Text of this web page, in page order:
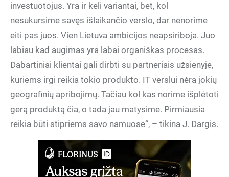
investuotojus. Yra ir keli variantai, bet, kol
nesukursime savęs išlaikančio verslo, dar nenorime
eiti pas juos. Vien Lietuva ambicijos neapsiriboja. Juo
labiau kad augimas yra labai organiškas procesas.
Dabartiniai klientai gali dirbti su partneriais užsienyje,
kuriems irgi reikia tokio produkto. IT verslui nėra jokių
geografinių apribojimų. Tačiau kol kas norime išplėtoti
gerą produktą čia, o tada jau matysime. Pirmiausia
reikia būti stipriems savo namuose“, – tikina J. Dargis.